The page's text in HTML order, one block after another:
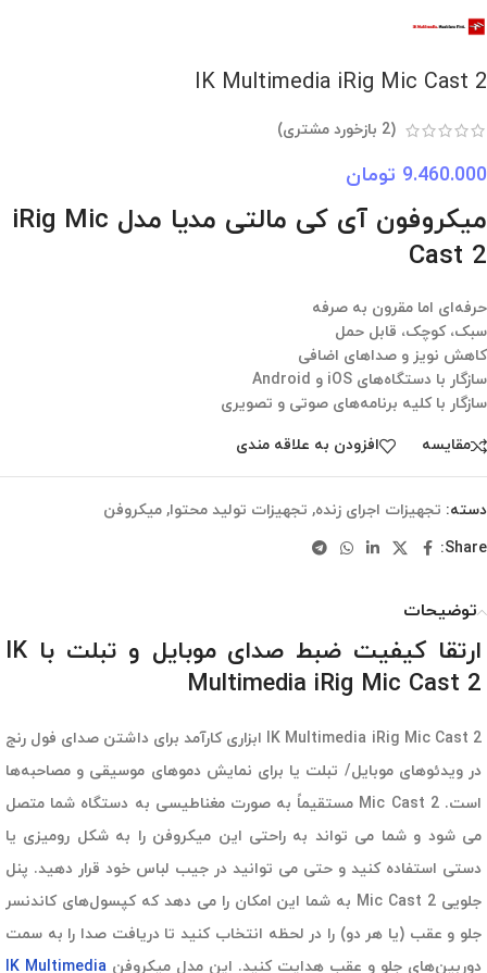
IK Multimedia iRig Mic Cast 2
(
2 بازخورد مشتری)
9.460.000 تومان
میکروفون آی کی مالتی مدیا مدل iRig Mic
Cast 2
حرفه‌ای اما مقرون به صرفه
سبک، کوچک، قابل حمل
کاهش نویز و صداهای اضافی
سازگار با دستگاه‌های iOS و Android
سازگار با کلیه برنامه‌های صوتی و تصویری
مقایسه افزودن به علاقه مندی
دسته: تجهیزات اجرای زنده, تجهیزات تولید محتوا, میکروفن
Share:
توضیحات
ارتقا کیفیت ضبط صدای موبایل و تبلت با IK
Multimedia iRig Mic Cast 2
IK Multimedia iRig Mic Cast 2 ابزاری کارآمد برای داشتن صدای فول رنج
در ویدئوهای موبایل/ تبلت یا برای نمایش دموهای موسیقی و مصاحبه‌ها
است. Mic Cast 2 مستقیماً به صورت مغناطیسی به دستگاه شما متصل
می شود و شما می تواند به راحتی این میکروفن را به شکل رومیزی یا
دستی استفاده کنید و حتی می توانید در جیب لباس خود قرار دهید. پنل
جلویی Mic Cast 2 به شما این امکان را می دهد که کپسول‌های کاندنسر
جلو و عقب (یا هر دو) را در لحظه انتخاب کنید تا دریافت صدا را به سمت
دوربین‌های جلو و عقب هدایت کنید. این مدل میکروفن IK Multimedia